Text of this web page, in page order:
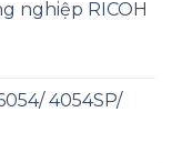
nghiệp RICOH
4054SP/